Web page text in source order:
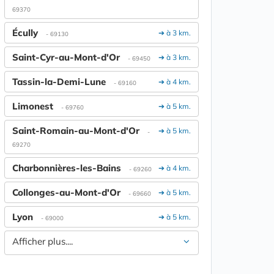
69370
➔ à 3 km.
Écully - 69130
➔ à 3 km.
Saint-Cyr-au-Mont-d'Or - 69450
➔ à 4 km.
Tassin-la-Demi-Lune - 69160
➔ à 5 km.
Limonest - 69760
➔ à 5 km.
Saint-Romain-au-Mont-d'Or
-
69270
➔ à 4 km.
Charbonnières-les-Bains - 69260
➔ à 5 km.
Collonges-au-Mont-d'Or - 69660
➔ à 5 km.
Lyon - 69000
Afficher plus....